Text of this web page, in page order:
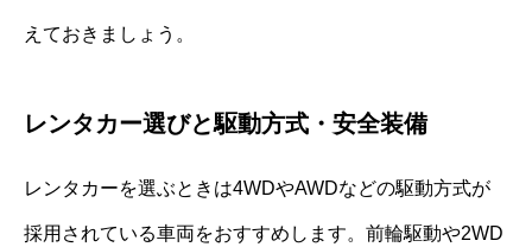
えておきましょう。
レンタカー選びと駆動方式・安全装備
レンタカーを選ぶときは4WDやAWDなどの駆動方式が
採用されている車両をおすすめします。前輪駆動や2WD